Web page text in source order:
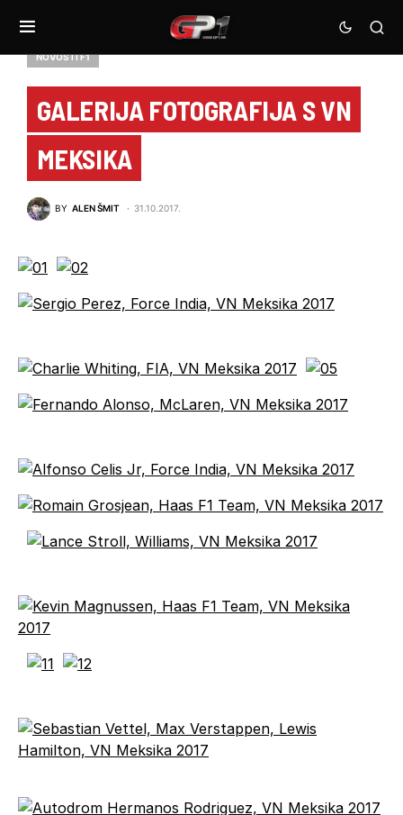
NOVOSTI F1
GALERIJA FOTOGRAFIJA S VN
MEKSIKA
BY ALEN ŠMIT 31.10.2017.